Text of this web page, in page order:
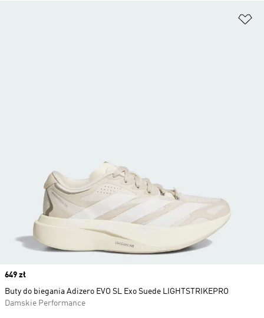
Price
649 zł
Buty do biegania Adizero EVO SL Exo Suede LIGHTSTRIKEPRO
Damskie Performance